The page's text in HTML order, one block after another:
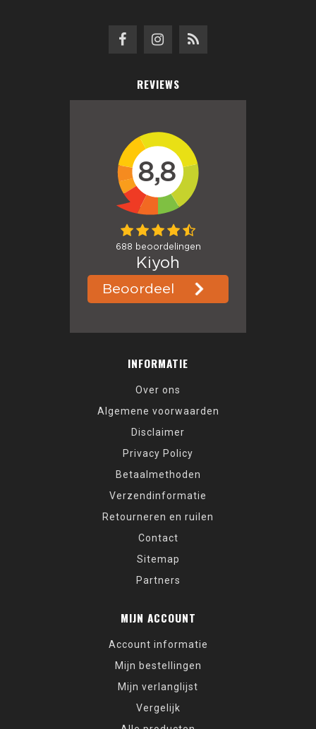
REVIEWS
INFORMATIE
Over ons
Algemene voorwaarden
Disclaimer
Privacy Policy
Betaalmethoden
Verzendinformatie
Retourneren en ruilen
Contact
Sitemap
Partners
MIJN ACCOUNT
Account informatie
Mijn bestellingen
Mijn verlanglijst
Vergelijk